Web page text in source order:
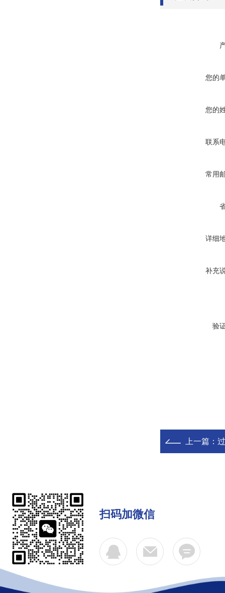
您的
您的
联系
常用
详细
补充
验
上一篇：
扫码加微信